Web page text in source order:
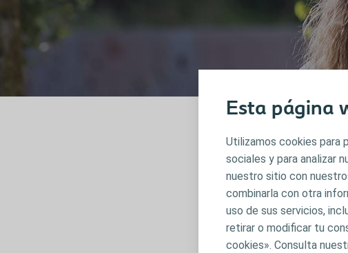
Esta página
Utilizamos cookies para
sociales y para analizar
nuestro sitio con
combinarla con otra
uso de sus servicios,
retirar o modificar tu
cookies». Consulta
Estamos
Nuestro equipo de
lo que puedes
Teléfono gratuito: